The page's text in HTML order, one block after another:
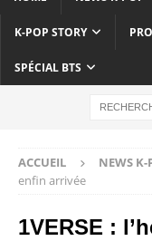
K-POP STORY
SPÉCIAL BTS
ACCUEIL NEWS K-
enfin arrivée
1VERSE :